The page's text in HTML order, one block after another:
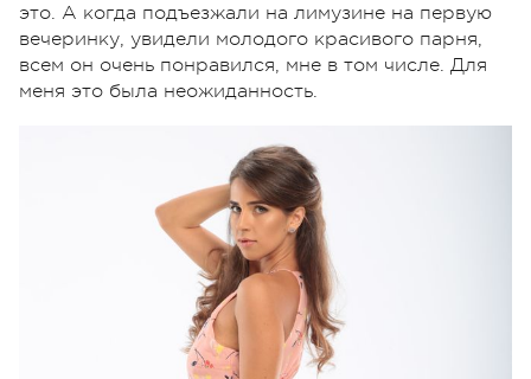
это. А когда подъезжали на лимузине на первую
вечеринку, увидели молодого красивого парня,
всем он очень понравился, мне в том числе. Для
меня это была неожиданность.